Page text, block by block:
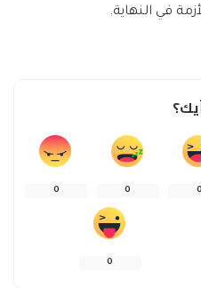
في النهاية.
0
0
0
0